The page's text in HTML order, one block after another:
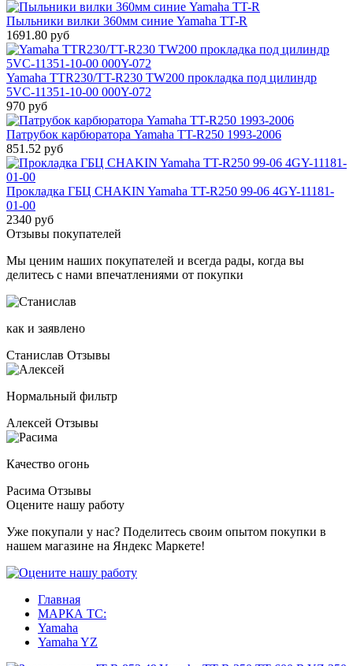
Пыльники вилки 360мм синие Yamaha TT-R
1691.80 руб
Yamaha TTR230/TT-R230 TW200 прокладка под цилиндр
5VC-11351-10-00 000Y-072
970 руб
Патрубок карбюратора Yamaha TT-R250 1993-2006
851.52 руб
Прокладка ГБЦ CHAKIN Yamaha TT-R250 99-06 4GY-11181-
01-00
2340 руб
Отзывы покупателей
Мы ценим наших покупателей и всегда рады, когда вы
делитесь с нами впечатлениями от покупки
как и заявлено
Станислав Отзывы
Нормальный фильтр
Алексей Отзывы
Качество огонь
Расима Отзывы
Оцените нашу работу
Уже покупали у нас? Поделитесь своим опытом покупки в
нашем магазине на Яндекс Маркете!
Главная
МАРКА ТС:
Yamaha
Yamaha YZ